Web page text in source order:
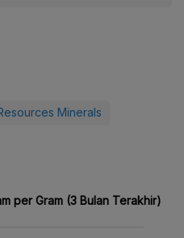
Minerals